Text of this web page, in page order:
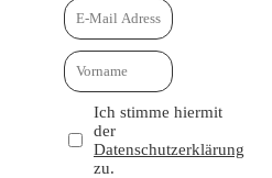
Ich stimme hiermit
der
Datenschutzerklärung
zu.